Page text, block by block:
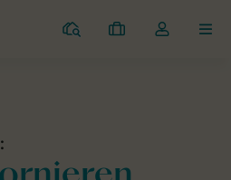
Campingplätze
Meine
Dropdown-